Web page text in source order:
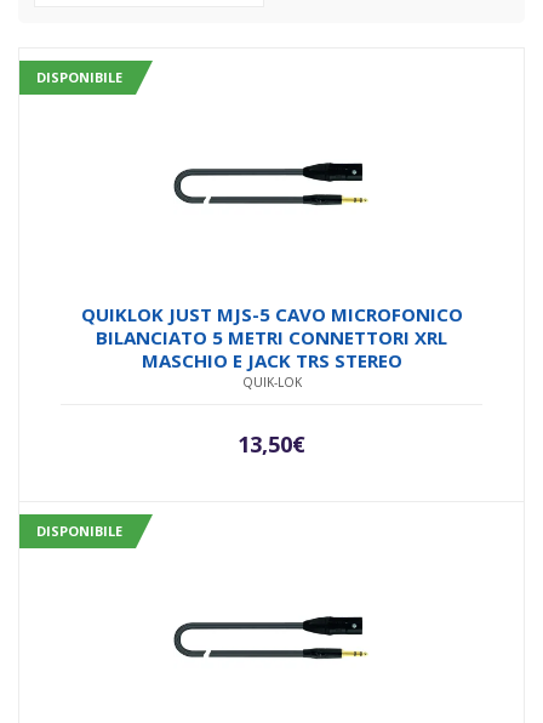
DISPONIBILE
QUIKLOK JUST MJS-5 CAVO MICROFONICO
BILANCIATO 5 METRI CONNETTORI XRL
MASCHIO E JACK TRS STEREO
QUIK-LOK
13,50€
DISPONIBILE